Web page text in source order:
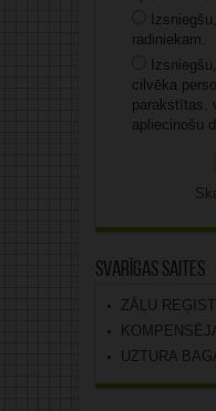
radiniekam.
cilvēka
parakstītas,
apliecinošu
Svarīgas saites
ZĀĻU
UZTURA